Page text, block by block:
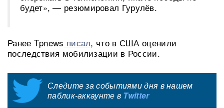
будет», — резюмировал Гурулёв.
Ранее Tpnews писал, что в США оценили
последствия мобилизации в России.
Следите за событиями дня в нашем
паблик-аккаунте в Twitter